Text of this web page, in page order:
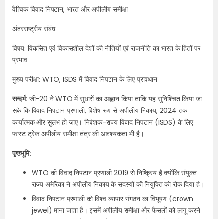
वैश्विक विवाद निपटान, भारत और अपीलीय समीक्षा
अंतरराष्ट्रीय संबंध
विषय: विकसित एवं विकासशील देशों की नीतियों एवं राजनीति का भारत के हितों पर
प्रभाव
मुख्य परीक्षा: WTO, ISDS में विवाद निपटान के लिए प्रावधान
सन्दर्भ: जी-20 ने WTO में सुधारों का आह्वान किया ताकि यह सुनिश्चित किया जा
सके कि विवाद निपटान प्रणाली, विशेष रूप से अपीलीय निकाय, 2024 तक
कार्यात्मक और सुलभ हो जाए। निवेशक-राज्य विवाद निपटान (ISDS) के लिए
फास्ट ट्रेक अपीलीय समीक्षा तंत्र की आवश्यकता भी है।​
पृष्ठभूमि:
WTO की विवाद निपटान प्रणाली 2019 से निष्क्रिय है क्योंकि संयुक्त
राज्य अमेरिका ने अपीलीय निकाय के सदस्यों की नियुक्ति को रोक दिया है।
विवाद निपटान प्रणाली को विश्व व्यापार संगठन का विभूषण (crown
jewel) माना जाता है। इसमें अपीलीय समीक्षा और फैसलों को लागू करने